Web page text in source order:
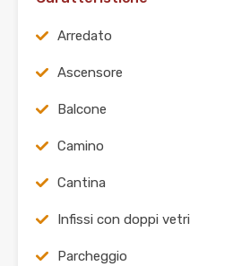
Arredato
Ascensore
Balcone
Camino
Cantina
Infissi con doppi vetri
Parcheggio